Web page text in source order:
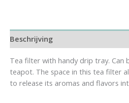
Beschrijving
Tea filter with handy drip tray. Can
teapot. The space in this tea filter
to release its aromas and flavors